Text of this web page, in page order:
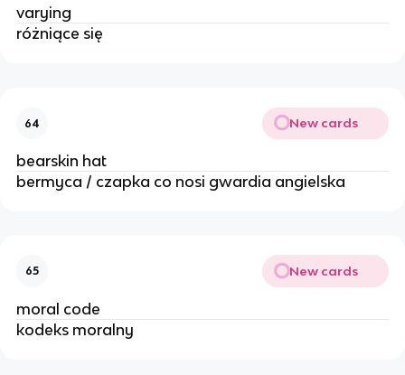
varying
różniące się
64 New cards
bearskin hat
bermyca / czapka co nosi gwardia angielska
65 New cards
moral code
kodeks moralny